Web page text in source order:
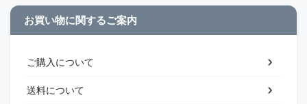
お買い物に関するご案内
ご購入について
送料について